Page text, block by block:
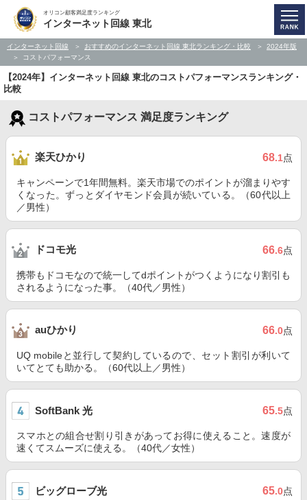
オリコン顧客満足度ランキング
インターネット回線 東北
インターネット回線 おすすめのインターネット回線 東北ランキング・比較
2024年版
コストパフォーマンス
【2024年】インターネット回線 東北のコストパフォーマンスランキング・
比較
コストパフォーマンス 満足度ランキング
楽天ひかり 68.1点
キャンペーンで1年間無料。楽天市場でのポイントが溜まりやす
くなった。ずっとダイヤモンド会員が続いている。（60代以上
／男性）
ドコモ光 66.6点
携帯もドコモなので統一してdポイントがつくようになり割引も
されるようになった事。（40代／男性）
auひかり 66.0点
UQ mobileと並行して契約しているので、セット割引が利いて
いてとても助かる。（60代以上／男性）
SoftBank 光 65.5点
スマホとの組合せ割り引きがあってお得に使えること。速度が
速くてスムーズに使える。（40代／女性）
ビッグローブ光 65.0点